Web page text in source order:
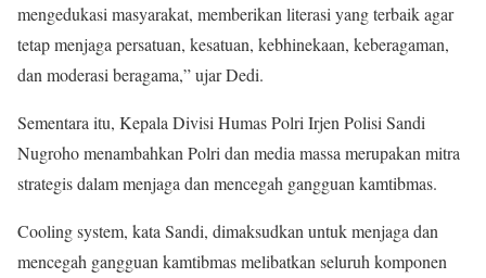
mengedukasi masyarakat, memberikan literasi yang terbaik agar
tetap menjaga persatuan, kesatuan, kebhinekaan, keberagaman,
dan moderasi beragama,” ujar Dedi.
Sementara itu, Kepala Divisi Humas Polri Irjen Polisi Sandi
Nugroho menambahkan Polri dan media massa merupakan mitra
strategis dalam menjaga dan mencegah gangguan kamtibmas.
Cooling system, kata Sandi, dimaksudkan untuk menjaga dan
mencegah gangguan kamtibmas melibatkan seluruh komponen